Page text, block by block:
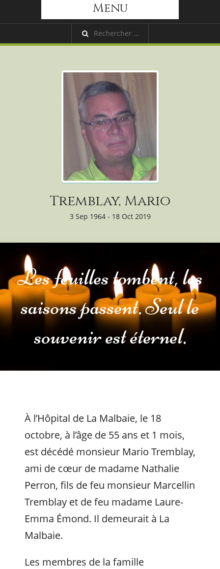
Menu
Tremblay, Mario
3 Sep 1964 - 18 Oct 2019
Les feuilles tombent, les
saisons passent. Seul le
souvenir est éternel.
À l’Hôpital de La Malbaie, le 18
octobre, à l’âge de 55 ans et 1 mois,
est décédé monsieur Mario Tremblay,
ami de cœur de madame Nathalie
Perron, fils de feu monsieur Marcellin
Tremblay et de feu madame Laure-
Emma Émond. Il demeurait à La
Malbaie.
Les membres de la famille